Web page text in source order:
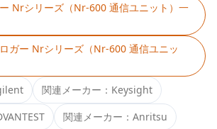
Nrシリーズ（Nr-600 通信ユニット） 一
ガー Nrシリーズ（Nr-600 通信ユニッ
関連メーカー： Keysight
関連メーカー： Anritsu